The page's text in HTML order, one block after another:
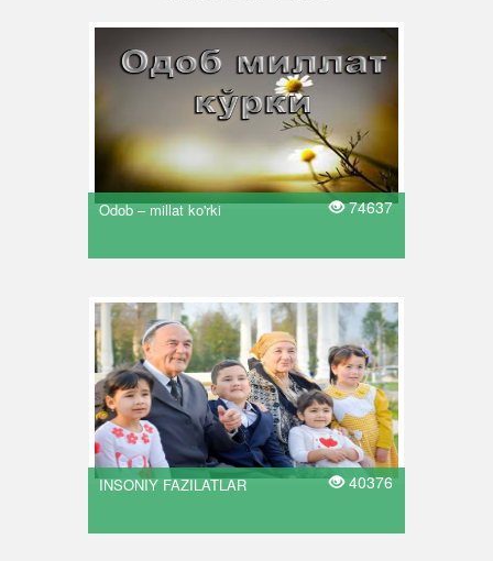
Odob – millat ko'rki 74637
INSONIY FAZILATLAR 40376